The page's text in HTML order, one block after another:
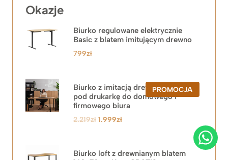
Okazje
Biurko regulowane elektrycznie
Basic z blatem imitującym drewno
799zł
PROMOCJAPRODUKT
W
Biurko z imitacją drewna z szafką
pod drukarkę do domowego i
firmowego biura
2.219zł Pierwotna
2.219zł.
1.999złAktualna
1.999zł.
Biurko loft z drewnianym blatem